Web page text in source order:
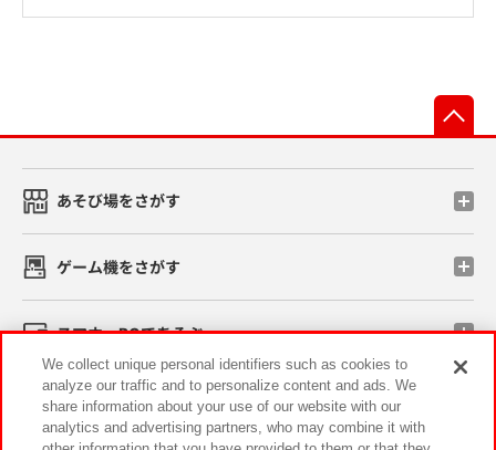
あそび場をさがす
ゲーム機をさがす
スマホ・PCであそぶ
イベント・キャンペーン
We collect unique personal identifiers such as cookies to
analyze our traffic and to personalize content and ads. We
share information about your use of our website with our
analytics and advertising partners, who may combine it with